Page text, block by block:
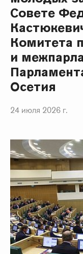
Совете
Комитета
и
Осетия
24 июля 2026 г.